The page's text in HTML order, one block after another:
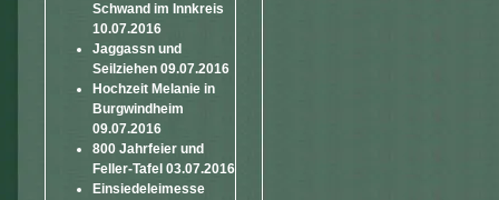
Schwand im Innkreis
10.07.2016
Jaggassn und
Seilziehen 09.07.2016
Hochzeit Melanie in
Burgwindheim
09.07.2016
800 Jahrfeier und
Feller-Tafel 03.07.2016
Einsiedeleimesse